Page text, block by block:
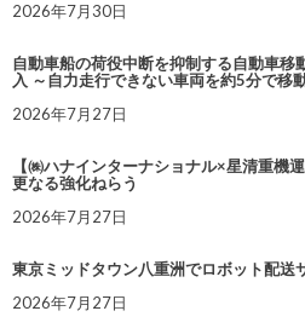
2026年7月30日
自動車船の荷役中断を抑制する自動車移
入 ～自力走行できない車両を約5分で移
2026年7月27日
【㈱ハナインターナショナル×星清重機
更なる強化ねらう
2026年7月27日
東京ミッドタウン八重洲でロボット配送
2026年7月27日